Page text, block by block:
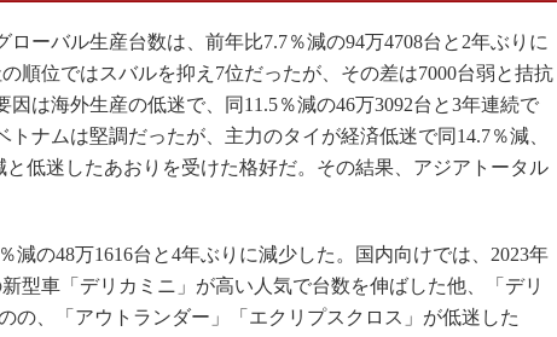
ーバル生産台数は、前年比7.7％減の94万4708台と2年ぶりに
順位ではスバルを抑え7位だったが、その差は7000台弱と拮抗
因は海外生産の低迷で、同11.5％減の46万3092台と3年連続で
ナムは堅調だったが、主力のタイが経済低迷で同14.7％減、
と低迷したあおりを受けた格好だ。その結果、アジアトータル
減の48万1616台と4年ぶりに減少した。国内向けでは、2023年
型車「デリカミニ」が高い人気で台数を伸ばした他、「デリ
の、「アウトランダー」「エクリプスクロス」が低迷した